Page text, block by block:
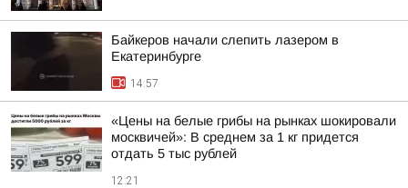
Байкеров начали слепить лазером в
Екатеринбурге
14:57
«Цены на белые грибы на рынках шокировали
москвичей»: В среднем за 1 кг придется
отдать 5 тыс рублей
12:21